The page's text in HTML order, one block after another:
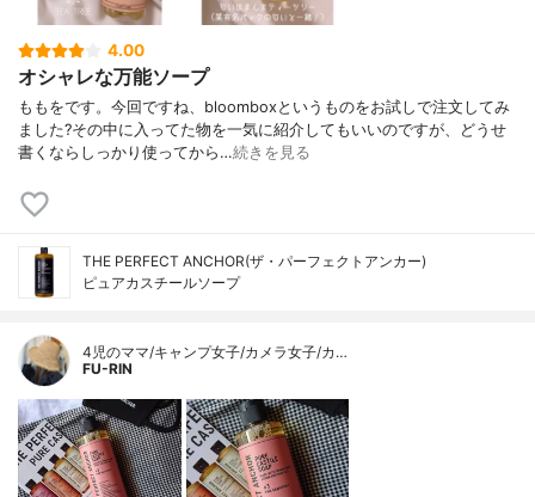
4.00
オシャレな万能ソープ
ももをです。今回ですね、bloomboxというものをお試しで注文してみ
ました?その中に入ってた物を一気に紹介してもいいのですが、どうせ
書くならしっかり使ってから…続きを見る
THE PERFECT ANCHOR(ザ・パーフェクトアンカー)
ピュアカスチールソープ
4児のママ/キャンプ女子/カメラ女子/カ…
FU-RIN